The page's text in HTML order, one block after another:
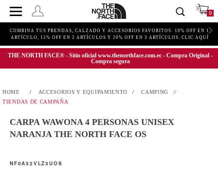
0
COMBINA TUS PRENDAS, CALZADO Y ACCESORIOS FAVORITOS: 10% OFF EN 1
ARTÍCULO, 15% OFF EN 2 ARTÍCULOS Y 20% OFF EN 3 ARTÍCULOS. CLIC AQUÍ
THE NORTH FACE® - Sitio oficial www.thenorthface.com.ec - Compra Original -
Compra segura
ACCESORIOS Y EQUIPAMIENTO
CAMPING
TIENDAS DE CAMPAÑA
CARPA WAWONA 4 PERSONAS UNISEX
NARANJA THE NORTH FACE OS
NF0A52VLZ3UOS